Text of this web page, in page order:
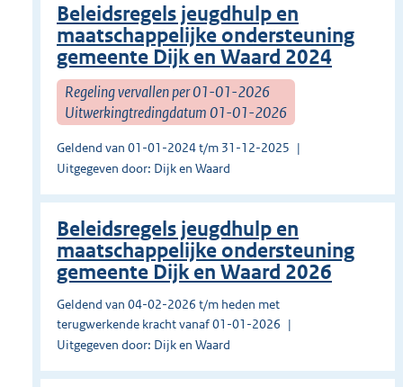
Beleidsregels jeugdhulp en
maatschappelijke ondersteuning
gemeente Dijk en Waard 2024
Regeling vervallen per 01-01-2026
Uitwerkingtredingdatum 01-01-2026
Geldend van 01-01-2024 t/m 31-12-2025
Uitgegeven door: Dijk en Waard
Beleidsregels jeugdhulp en
maatschappelijke ondersteuning
gemeente Dijk en Waard 2026
Geldend van 04-02-2026 t/m heden met
terugwerkende kracht vanaf 01-01-2026
Uitgegeven door: Dijk en Waard